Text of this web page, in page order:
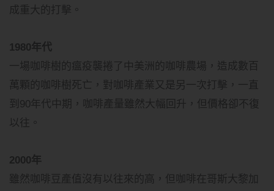
成重大的打擊。
1980年代
一場咖啡樹的瘟疫襲捲了中美洲的咖啡農場，造成數百
萬顆的咖啡樹死亡，對咖啡產業又是另一次打擊，一直
到90年代中期，咖啡產量雖然大幅回升，但價格卻不復
以往。
2000年
雖然咖啡豆產值沒有以往來的高，但咖啡在哥斯大黎加